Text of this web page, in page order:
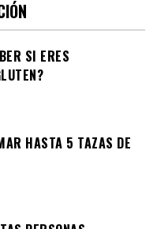
SI ERES
HASTA 5 TAZAS DE